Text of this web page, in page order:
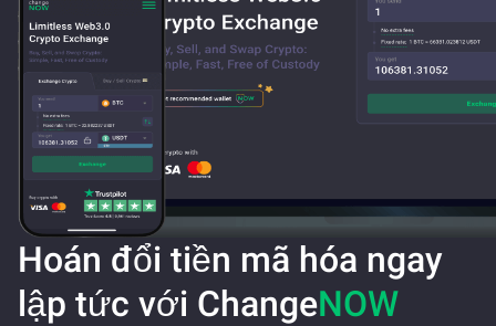
Hoán đổi tiền mã hóa ngay
lập tức với ChangeNOW